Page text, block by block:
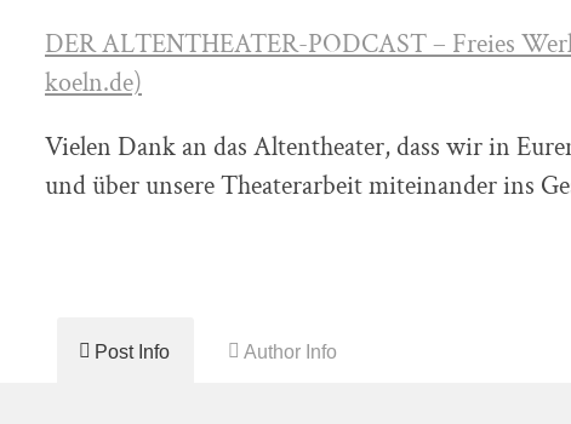
DER ALTENTHEATER-PODCAST – Freies
koeln.de)
Vielen Dank an das Altentheater, dass wir in
und über unsere Theaterarbeit miteinander ins
Post Info Author Info